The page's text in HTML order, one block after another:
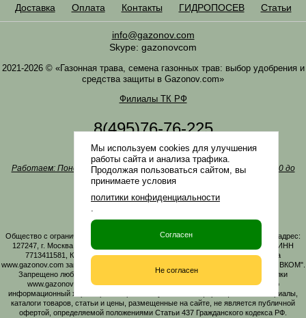
Доставка
Оплата Контакты ГИДРОПОСЕВ Статьи
info@gazonov.com
Skype: gazonovcom
2021-2026 © «Газонная трава, семена газонных трав: выбор удобрения и
средства защиты в Gazonov.com»
Филиалы ТК РФ
8(495)76-76-225
8(985)76-76-335
Наша почтаinfo@gazonov.com
Работаем: Понедельник-четверг с 10:00 до 18:00, пятница - с 10:00 до
17:00
Наши награды и письма
Политика конфиденциальности
Заказать обратный звонок
Общество с ограниченной ответственностью «ГАЗОНОВКОМ» Юридический адрес:
127247, г. Москва, Дмитровское ш., д. 100, стр. 2, этаж 01, помещение 3106 ИНН
7713411581, КПП 771301001 ОГРН 1167746161219. Все материалы сайта
www.gazonov.com защищены авторским правом и принадлежат ООО "ГАЗОНОВКОМ".
Запрещено любое копирование материалов сайта без активной гиперссылки
www.gazonov.com. Данный сайт и его содержимое носит исключительно
информационный характер и ни при каких условиях информационные материалы,
каталоги товаров, статьи и цены, размещенные на сайте, не является публичной
офертой, определяемой положениями Статьи 437 Гражданского кодекса РФ.
Мы используем cookies для улучшения
работы сайта и анализа трафика.
Продолжая пользоваться сайтом, вы
принимаете условия
политики конфиденциальности
.
Согласен
Не согласен